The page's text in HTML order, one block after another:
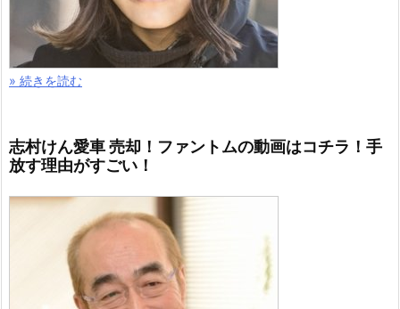
» 続きを読む
志村けん愛車 売却！ファントムの動画はコチラ！手
放す理由がすごい！